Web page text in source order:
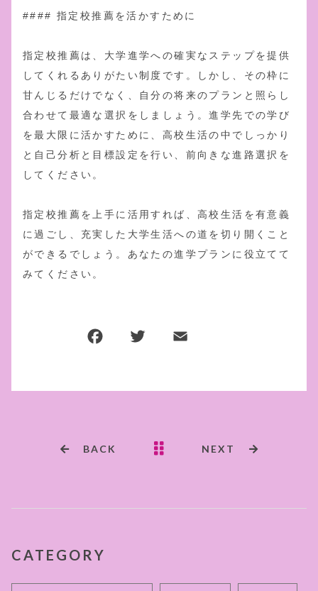
#### 指定校推薦を活かすために
指定校推薦は、大学進学への確実なステップを提供
してくれるありがたい制度です。しかし、その枠に
甘んじるだけでなく、自分の将来のプランと照らし
合わせて最適な選択をしましょう。進学先での学び
を最大限に活かすために、高校生活の中でしっかり
と自己分析と目標設定を行い、前向きな進路選択を
してください。
指定校推薦を上手に活用すれば、高校生活を有意義
に過ごし、充実した大学生活への道を切り開くこと
ができるでしょう。あなたの進学プランに役立てて
みてください。
o
BACK NEXT
CATEGORY